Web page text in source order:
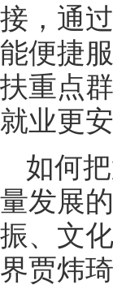
接，通
能便捷
扶重点
就业更安
如何
量发展
振、文
界贾炜